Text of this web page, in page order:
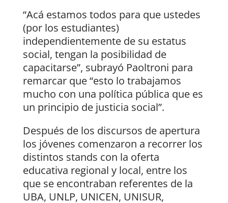
“Acá estamos todos para que ustedes
(por los estudiantes)
independientemente de su estatus
social, tengan la posibilidad de
capacitarse”, subrayó Paoltroni para
remarcar que “esto lo trabajamos
mucho con una política pública que es
un principio de justicia social”.
Después de los discursos de apertura
los jóvenes comenzaron a recorrer los
distintos stands con la oferta
educativa regional y local, entre los
que se encontraban referentes de la
UBA, UNLP, UNICEN, UNISUR,